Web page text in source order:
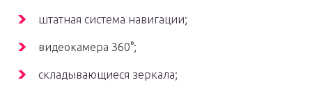
штатная система навигации;
видеокамера 360°;
складывающиеся зеркала;